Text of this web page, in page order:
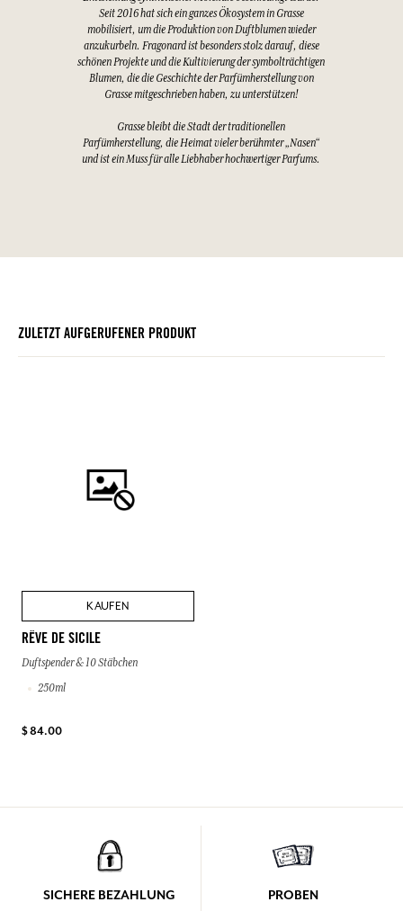
Seit 2016 hat sich ein ganzes Ökosystem in Grasse
mobilisiert, um die Produktion von Duftblumen wieder
anzukurbeln. Fragonard ist besonders stolz darauf, diese
schönen Projekte und die Kultivierung der symbolträchtigen
Blumen, die die Geschichte der Parfümherstellung von
Grasse mitgeschrieben haben, zu unterstützen!
Grasse bleibt die Stadt der traditionellen
Parfümherstellung, die Heimat vieler berühmter „Nasen“
und ist ein Muss für alle Liebhaber hochwertiger Parfums.
ZULETZT AUFGERUFENER PRODUKT
KAUFEN
RÊVE DE SICILE
Duftspender & 10 Stäbchen
250ml
$ 84.00
SICHERE BEZAHLUNG PROBEN